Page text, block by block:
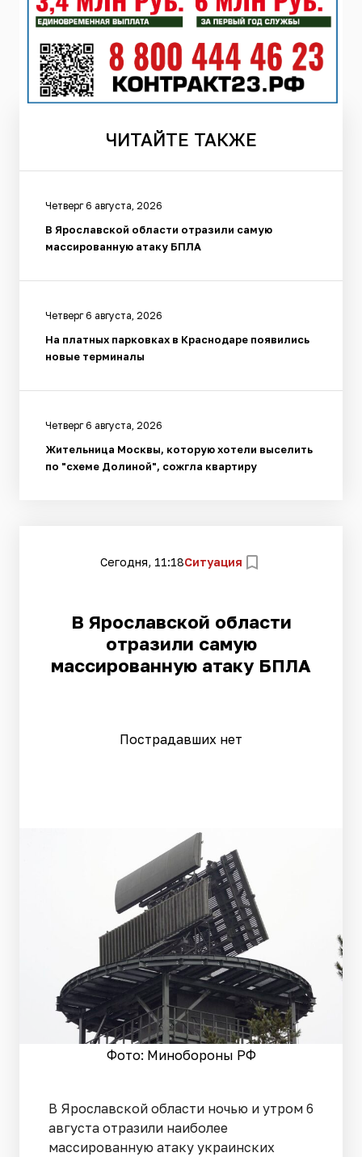
ЧИТАЙТЕ ТАКЖЕ
Четверг 6 августа, 2026
В Ярославской области отразили самую
массированную атаку БПЛА
Четверг 6 августа, 2026
На платных парковках в Краснодаре появились
новые терминалы
Четверг 6 августа, 2026
Жительница Москвы, которую хотели выселить
по "схеме Долиной", сожгла квартиру
Сегодня, 11:18Ситуация
В Ярославской области
отразили самую
массированную атаку БПЛА
Пострадавших нет
Фото: Минобороны РФ
В Ярославской области ночью и утром 6
августа отразили наиболее
массированную атаку украинских